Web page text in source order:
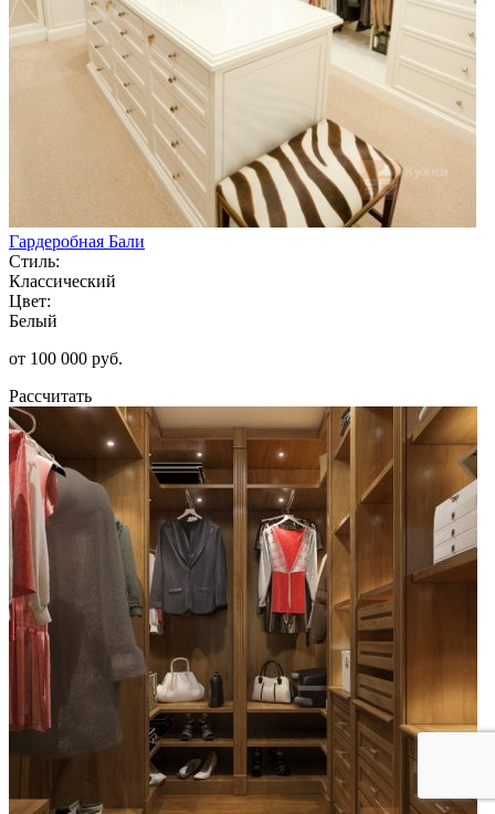
Гардеробная Бали
Стиль:
Классический
Цвет:
Белый
от 100 000 руб.
Рассчитать